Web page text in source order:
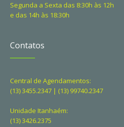
Segunda a Sexta das 8:30h às 12h
e das 14h às 18:30h
Contatos
Central de Agendamentos:
(13) 3455.2347 | (13) 99740.2347
Unidade Itanhaém:
(13) 3426.2375